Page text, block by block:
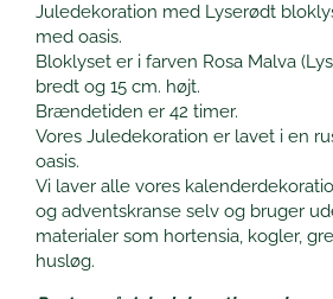
Juledekoration med Lyserødt
med oasis.
Bloklyset er i farven Rosa Malva
bredt og 15 cm. højt.
Brændetiden er 42 timer.
Vores Juledekoration er lavet i en
oasis.
Vi laver alle vores
og adventskranse selv og bruger
materialer som hortensia, kogler,
husløg.